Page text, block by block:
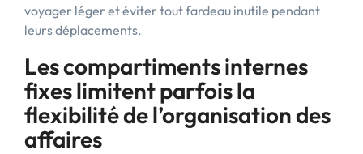
voyager léger et éviter tout fardeau inutile pendant
leurs déplacements.
Les compartiments internes
fixes limitent parfois la
flexibilité de l’organisation des
affaires